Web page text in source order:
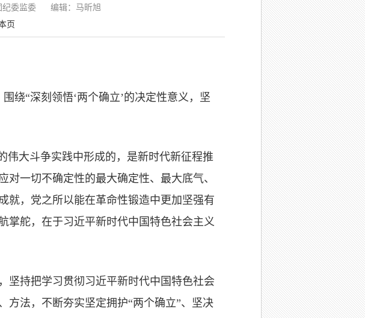
委监委
编辑：马昕旭
页
绕“深刻领悟‘两个确立’的决定性意义，坚
伟大斗争实践中形成的，是新时代新征程推
一切不确定性的最大确定性、最大底气、
就，党之所以能在革命性锻造中更加坚强有
掌舵，在于习近平新时代中国特色社会主义
坚持把学习贯彻习近平新时代中国特色社会
方法，不断夯实坚定拥护“两个确立”、坚决